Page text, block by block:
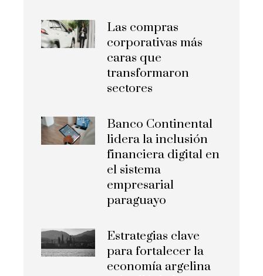
Las compras
corporativas más
caras que
transformaron
sectores
Banco Continental
lidera la inclusión
financiera digital en
el sistema
empresarial
paraguayo
Estrategias clave
para fortalecer la
economía argelina